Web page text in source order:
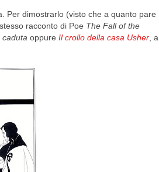
Per dimostrarlo (visto che a quanto pare
racconto di Poe The Fall of the
caduta oppure Il crollo della casa Usher, a